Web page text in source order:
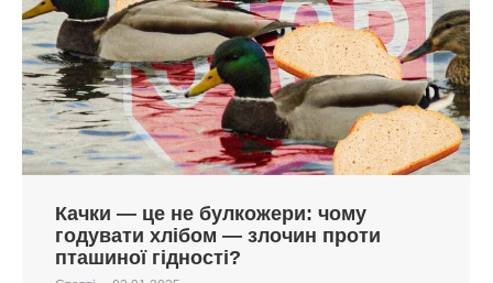
Качки — це не булкожери: чому
годувати хлібом — злочин проти
пташиної гідності?